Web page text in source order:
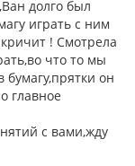
а
ч
а
л
долго был
играть с ним
! Смотрела
что то мы
он
главное
с вами,жду